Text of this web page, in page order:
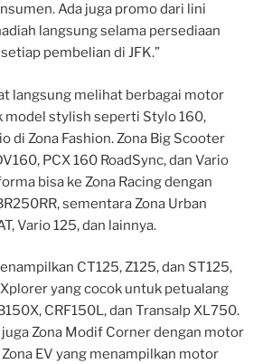
Ada juga promo dari lini
langsung selama persediaan
pembelian di JFK.”
langsung melihat berbagai motor
model stylish seperti Stylo 160,
di Zona Fashion. Zona Big Scooter
PCX 160 RoadSync, dan Vario
bisa ke Zona Racing dengan
sementara Zona Urban
Vario 125, dan lainnya.
CT125, Z125, dan ST125,
yang cocok untuk petualang
CRF150L, dan Transalp XL750.
Zona Modif Corner dengan motor
EV yang menampilkan motor